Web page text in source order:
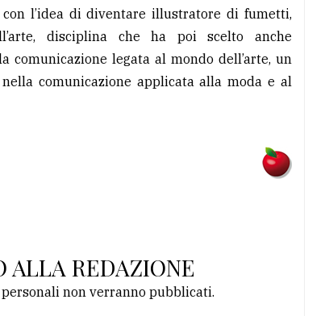
l’idea di diventare illustratore di fumetti,
disciplina che ha poi scelto anche
comunicazione legata al mondo dell’arte, un
comunicazione applicata alla moda e al
ALLA REDAZIONE
non verranno pubblicati.